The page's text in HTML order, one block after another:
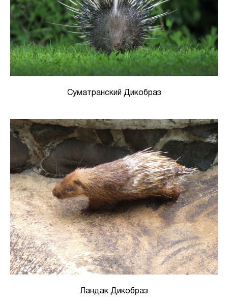
Суматранский Дикобраз
Ландак Дикобраз